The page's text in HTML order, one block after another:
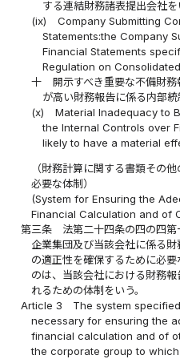
する連結財務諸表提出会社を
(ix)
Company Submitting
Statements:the Company
Financial Statements
Regulation on
十
開示すべき重要な不備財
が高い財務報告に係る内部統
(x)
Material Inadequacy to
the Internal Controls over
likely to have a material
（財務計算に関する書類その
必要な体制）
(System for Ensuring the
Financial Calculation and of
第三条
法第二十四条の四の四
企業集団及び当該会社に係る
の適正性を確保するために必
のは、当該会社における財務
れるための体制をいう。
Article 3
The system
necessary for ensuring the
financial calculation and of
the corporate group to